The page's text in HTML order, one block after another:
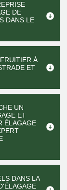
DE
DANS LE
À
ET
UN
ET
ÉLAGAGE
DANS LA